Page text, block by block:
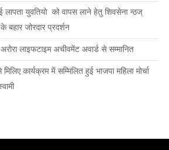
लापता युवतियो को वापस लाने हेतु शिवसेना न्ठज्
बहार जोरदार प्रदर्शन
लाइफटाइम अचीवमेंट अवार्ड से सम्मानित
कार्यक्रम में सम्मिलित हुई भाजपा महिला मोर्चा